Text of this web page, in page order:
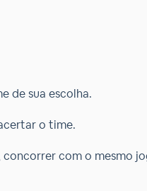
de sua escolha.
o time.
com o mesmo